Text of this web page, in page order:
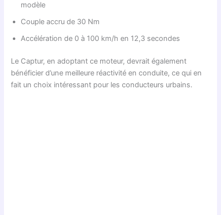
modèle
Couple accru de 30 Nm
Accélération de 0 à 100 km/h en 12,3 secondes
Le Captur, en adoptant ce moteur, devrait également
bénéficier d’une meilleure réactivité en conduite, ce qui en
fait un choix intéressant pour les conducteurs urbains.